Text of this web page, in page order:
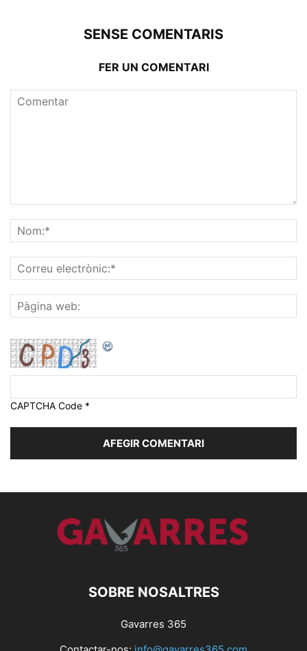
SENSE COMENTARIS
FER UN COMENTARI
CAPTCHA Code *
SOBRE NOSALTRES
Gavarres 365